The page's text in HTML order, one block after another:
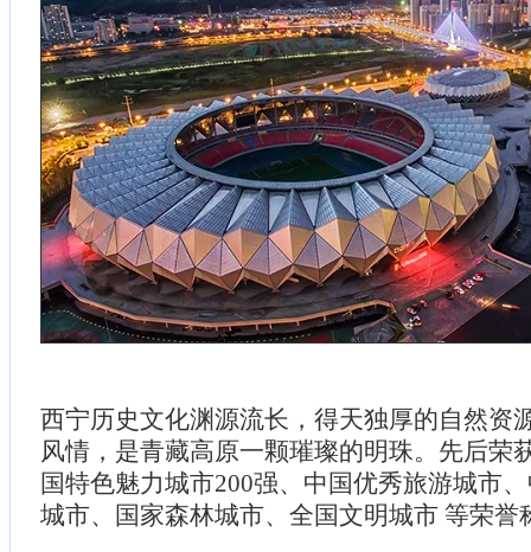
西宁历史文化渊源流长，得天独厚的自然资
风情，是青藏高原一颗璀璨的明珠。先后荣
国特色魅力城市200强、中国优秀旅游城市
城市、国家森林城市、全国文明城市 等荣誉